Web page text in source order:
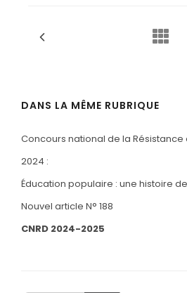
DANS LA MÊME RUBRIQUE
Concours national de la
2024 :
Éducation populaire : une histoire
Nouvel article N° 188
CNRD 2024-2025